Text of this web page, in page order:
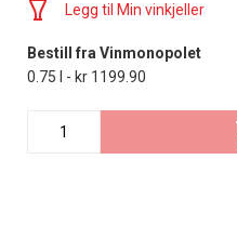
Legg til Min vinkjeller
Bestill fra Vinmonopolet
0.75 l - kr 1199.90